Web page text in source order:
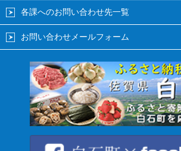
各課へのお問い合わせ先一覧
お問い合わせメールフォーム